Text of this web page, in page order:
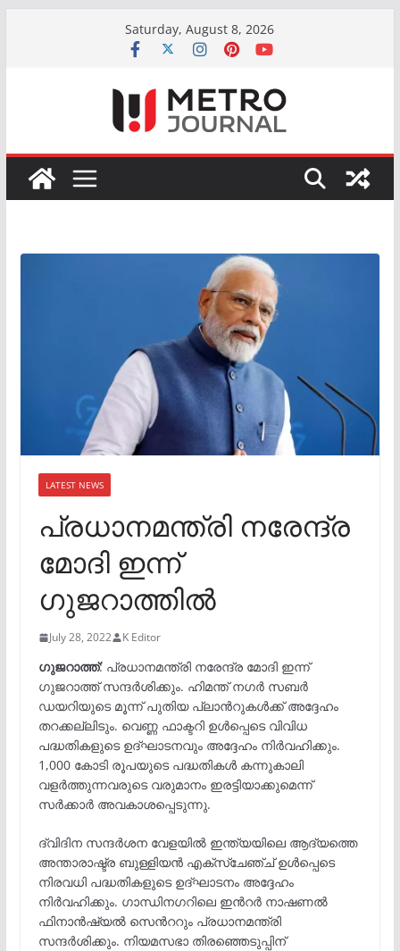
Saturday, August 8, 2026
LATEST NEWS
പ്രധാനമന്ത്രി നരേന്ദ്ര
മോദി ഇന്ന്
ഗുജറാത്തിൽ
July 28, 2022 K Editor
ഗുജറാത്ത്: പ്രധാനമന്ത്രി നരേന്ദ്ര മോദി ഇന്ന്
ഗുജറാത്ത് സന്ദർശിക്കും. ഹിമന്ത് നഗർ സബർ
ഡയറിയുടെ മൂന്ന് പുതിയ പ്ലാന്‍റുകൾക്ക് അദ്ദേഹം
തറക്കല്ലിടും. വെണ്ണ ഫാക്ടറി ഉൾപ്പെടെ വിവിധ
പദ്ധതികളുടെ ഉദ്ഘാടനവും അദ്ദേഹം നിർവഹിക്കും.
1,000 കോടി രൂപയുടെ പദ്ധതികൾ കന്നുകാലി
വളർത്തുന്നവരുടെ വരുമാനം ഇരട്ടിയാക്കുമെന്ന്
സർക്കാർ അവകാശപ്പെടുന്നു.
ദ്വിദിന സന്ദർശന വേളയിൽ ഇന്ത്യയിലെ ആദ്യത്തെ
അന്താരാഷ്ട്ര ബുള്ളിയൻ എക്സ്ചേഞ്ച് ഉൾപ്പെടെ
നിരവധി പദ്ധതികളുടെ ഉദ്ഘാടനം അദ്ദേഹം
നിർവഹിക്കും. ഗാന്ധിനഗറിലെ ഇന്‍റർ നാഷണൽ
ഫിനാൻഷ്യൽ സെന്‍ററും പ്രധാനമന്ത്രി
സന്ദർശിക്കും. നിയമസഭാ തിരഞ്ഞെടുപ്പിന്